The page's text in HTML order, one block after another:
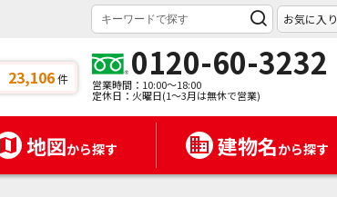
お気に入り
23,106件 0120-60-3232
営業時間：10:00～18:00
定休日：火曜日(1～3月は無休で営業)
地図から探す 建物名から探す